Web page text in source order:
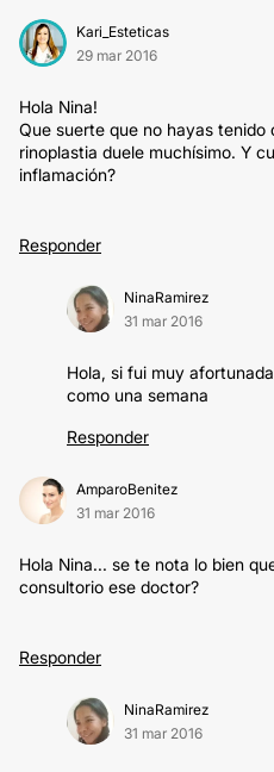
Kari_Esteticas
29 mar 2016
Hola Nina!
Que suerte que no hayas tenido
rinoplastia duele muchísimo. Y
inflamación?
Responder
NinaRamirez
31 mar 2016
Hola, si fui muy
como una semana
Responder
AmparoBenitez
31 mar 2016
Hola Nina... se te nota lo bien
consultorio ese doctor?
Responder
NinaRamirez
31 mar 2016